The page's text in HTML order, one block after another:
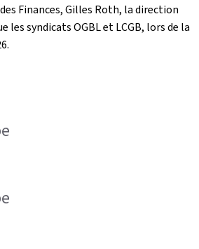
Finances, Gilles Roth, la direction
les syndicats OGBL et LCGB, lors de la